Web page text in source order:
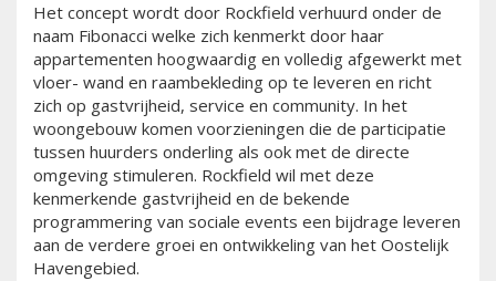
Het concept wordt door Rockfield verhuurd onder de
naam Fibonacci welke zich kenmerkt door haar
appartementen hoogwaardig en volledig afgewerkt met
vloer- wand en raambekleding op te leveren en richt
zich op gastvrijheid, service en community. In het
woongebouw komen voorzieningen die de participatie
tussen huurders onderling als ook met de directe
omgeving stimuleren. Rockfield wil met deze
kenmerkende gastvrijheid en de bekende
programmering van sociale events een bijdrage leveren
aan de verdere groei en ontwikkeling van het Oostelijk
Havengebied.